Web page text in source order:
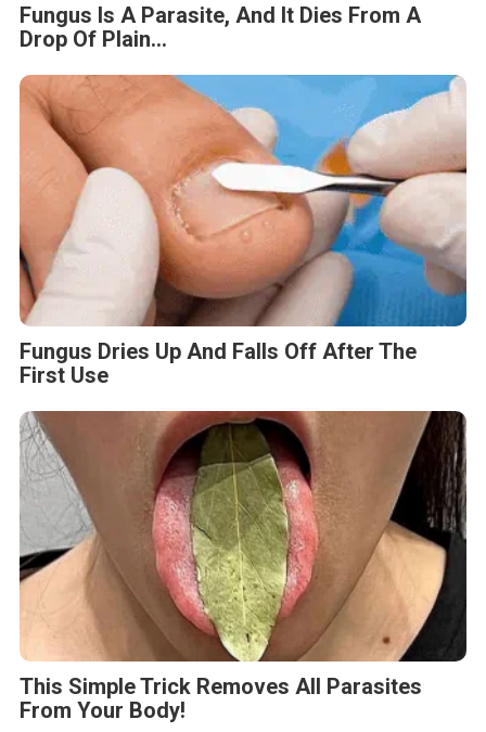
Fungus Is A Parasite, And It Dies From A
Drop Of Plain...
Fungus Dries Up And Falls Off After The
First Use
This Simple Trick Removes All Parasites
From Your Body!